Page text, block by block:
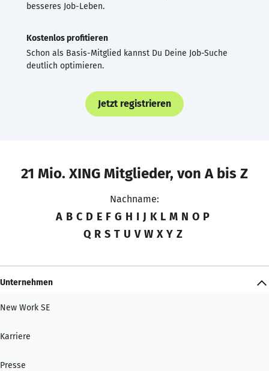
besseres Job-Leben.
Kostenlos profitieren
Schon als Basis-Mitglied kannst Du Deine Job-Suche
deutlich optimieren.
Jetzt registrieren
21 Mio. XING Mitglieder, von A bis Z
Nachname:
A B C D E F G H I J K L M N O P
Q R S T U V W X Y Z
Unternehmen
New Work SE
Karriere
Presse